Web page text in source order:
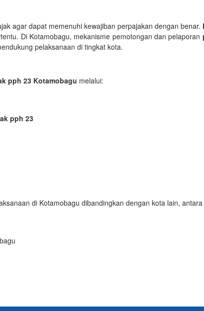
agar dapat memenuhi kewajiban perpajakan dengan benar.
Di Kotamobagu, mekanisme pemotongan dan pelaporan
pelaksanaan di tingkat kota.
pph 23 Kotamobagu melalui:
pph 23
di Kotamobagu dibandingkan dengan kota lain, antara